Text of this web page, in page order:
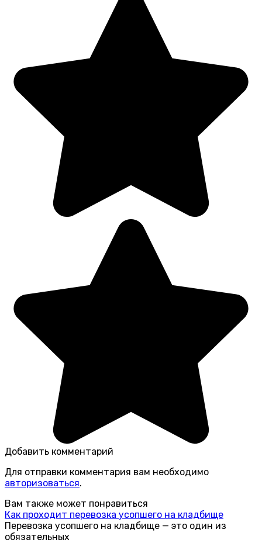
Добавить комментарий
Для отправки комментария вам необходимо
авторизоваться.
Вам также может понравиться
Как проходит перевозка усопшего на кладбище
Перевозка усопшего на кладбище — это один из
обязательных